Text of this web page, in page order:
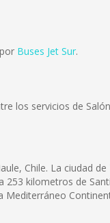
Buses Jet Sur.
los servicios de
Chile. La ciudad
kilometros de